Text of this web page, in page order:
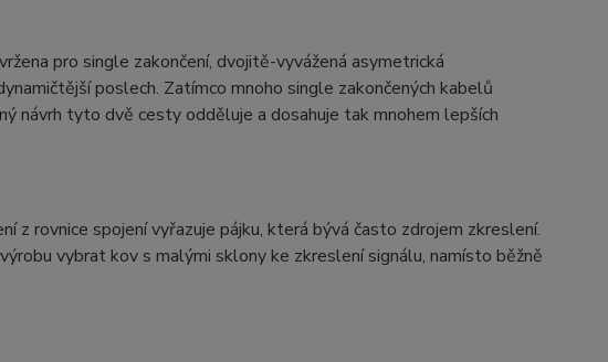
pro single zakončení, dvojitě-vyvážená asymetrická
poslech. Zatímco mnoho single zakončených kabelů
návrh tyto dvě cesty odděluje a dosahuje tak mnohem lepších
z rovnice spojení vyřazuje pájku, která bývá často zdrojem zkreslení.
vybrat kov s malými sklony ke zkreslení signálu, namísto běžně